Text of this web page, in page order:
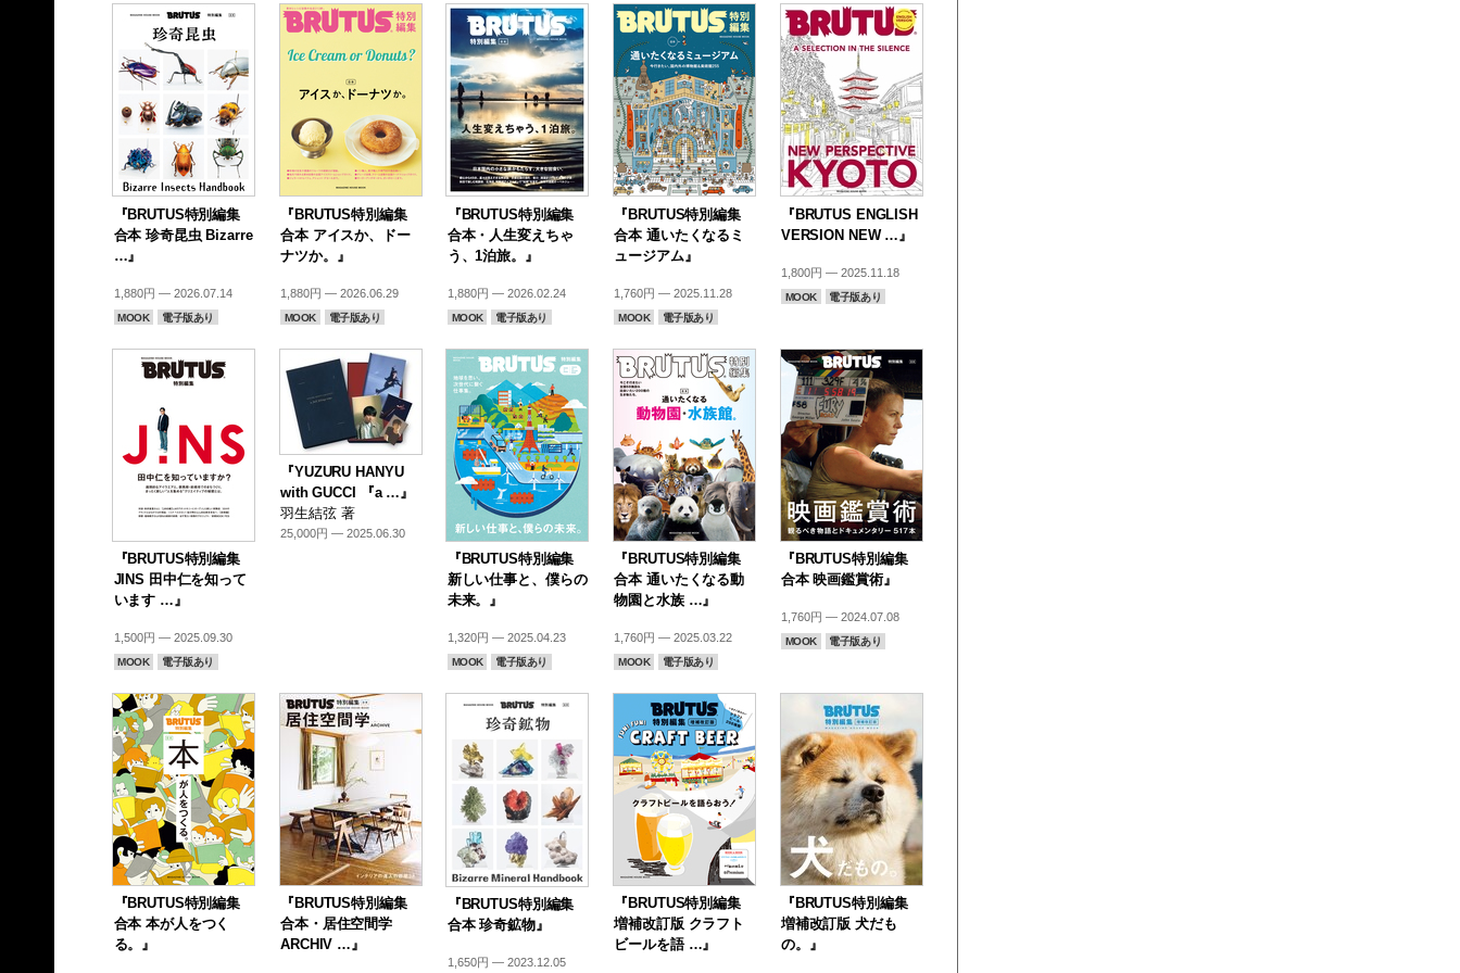
『BRUTUS特別編集
合本 珍奇昆虫 Bizarre
…』
1,880円 — 2026.07.14
MOOK 電子版あり
『BRUTUS特別編集
合本 アイスか、ドー
ナツか。』
1,880円 — 2026.06.29
MOOK 電子版あり
『BRUTUS特別編集
合本・人生変えちゃ
う、1泊旅。』
1,880円 — 2026.02.24
MOOK 電子版あり
『BRUTUS特別編集
合本 通いたくなるミ
ュージアム』
1,760円 — 2025.11.28
MOOK 電子版あり
『BRUTUS ENGLISH
VERSION NEW …』
1,800円 — 2025.11.18
MOOK 電子版あり
『BRUTUS特別編集
JINS 田中仁を知って
います …』
1,500円 — 2025.09.30
MOOK 電子版あり
『YUZURU HANYU
with GUCCI 『a …』
羽生結弦 著
25,000円 — 2025.06.30
『BRUTUS特別編集
新しい仕事と、僕らの
未来。』
1,320円 — 2025.04.23
MOOK 電子版あり
『BRUTUS特別編集
合本 通いたくなる動
物園と水族 …』
1,760円 — 2025.03.22
MOOK 電子版あり
『BRUTUS特別編集
合本 映画鑑賞術』
1,760円 — 2024.07.08
MOOK 電子版あり
『BRUTUS特別編集
合本 本が人をつく
る。』
『BRUTUS特別編集
合本・居住空間学
ARCHIV …』
『BRUTUS特別編集
合本 珍奇鉱物』
1,650円 — 2023.12.05
『BRUTUS特別編集
増補改訂版 クラフト
ビールを語 …』
『BRUTUS特別編集
増補改訂版 犬だも
の。』